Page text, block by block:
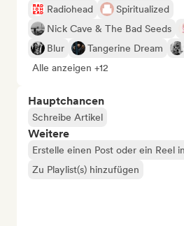
Radiohead
Spiritualized
Nick Cave & The Bad Seeds
Blur
Tangerine Dream
Alle anzeigen +12
Hauptchancen
Schreibe Artikel
Weitere
Erstelle einen Post oder ein Reel
Zu Playlist(s) hinzufügen